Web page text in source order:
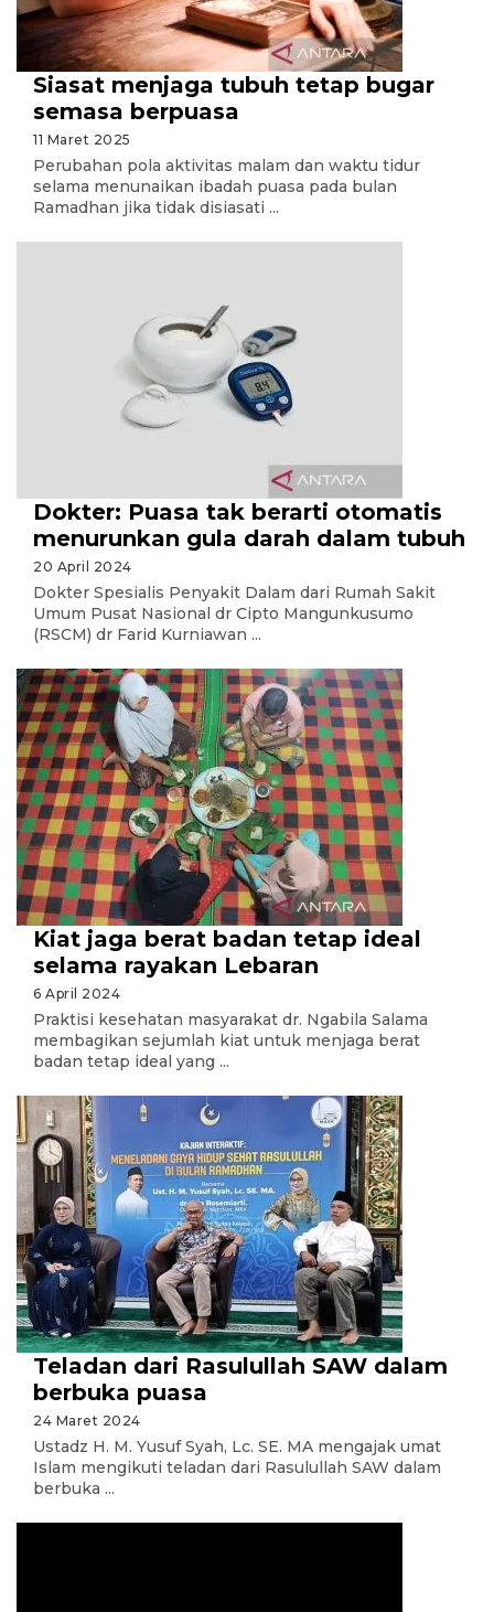
Siasat menjaga tubuh tetap bugar
semasa berpuasa
11 Maret 2025
Perubahan pola aktivitas malam dan waktu tidur
selama menunaikan ibadah puasa pada bulan
Ramadhan jika tidak disiasati ...
Dokter: Puasa tak berarti otomatis
menurunkan gula darah dalam tubuh
20 April 2024
Dokter Spesialis Penyakit Dalam dari Rumah Sakit
Umum Pusat Nasional dr Cipto Mangunkusumo
(RSCM) dr Farid Kurniawan ...
Kiat jaga berat badan tetap ideal
selama rayakan Lebaran
6 April 2024
Praktisi kesehatan masyarakat dr. Ngabila Salama
membagikan sejumlah kiat untuk menjaga berat
badan tetap ideal yang ...
Teladan dari Rasulullah SAW dalam
berbuka puasa
24 Maret 2024
Ustadz H. M. Yusuf Syah, Lc. SE. MA mengajak umat
Islam mengikuti teladan dari Rasulullah SAW dalam
berbuka ...